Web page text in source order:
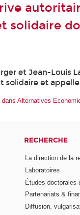
solidaire
et Jean-Louis
solidaire et
Alternatives
RECHERCHE
La direction de la
Laboratoires
Études doctorales
Partenariats &
Diffusion,